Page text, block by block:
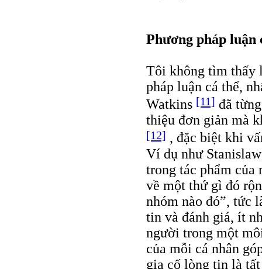
Phương pháp luận
Tôi không tìm thấy
pháp luận cá thể,
Watkins [11] đã
thiệu đơn giản mà
[12] , đặc biệt khi
Ví dụ như
trong tác phẩm của
về một thứ gì đó
nhóm nào đó”, tức
tin và đánh giá, ít
người trong một
của mỗi cá nhân
gia cố lòng tin là